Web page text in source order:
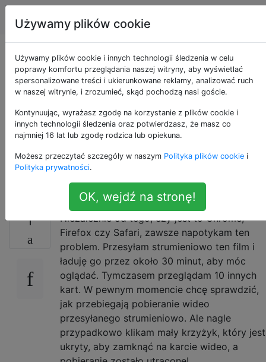
Apple Tagi
Jak zmusić Safari do
ostrzegania mnie
wyskakującym
okienkiem przed
zamknięciem karty?
1
Niezależnie od tego, czy jest to Chrome,
Firefox czy Safari, zawsze napotykam ten
problem. Przesyłam strumieniowo ten film i
ładuję go przez około 30 minut, aby móc
oglądać. Tymczasem przeglądam 10 innych
kart. W pewnym momencie chcę sprawdzić,
jak przebiegają pobieranie wideo
przesyłanego strumieniowo. Ale nagle
przypadkowo klikam mały krzyżyk, który jest
ukryty, aby zamknąć na karcie wideo, a
Używamy plików cookie
Używamy plików cookie i innych technologii śledzenia w celu
poprawy komfortu przeglądania naszej witryny, aby wyświetlać
spersonalizowane treści i ukierunkowane reklamy, analizować ruch
w naszej witrynie, i zrozumieć, skąd pochodzą nasi goście.
Kontynuując, wyrażasz zgodę na korzystanie z plików cookie i
innych technologii śledzenia oraz potwierdzasz, że masz co
najmniej 16 lat lub zgodę rodzica lub opiekuna.
Możesz przeczytać szczegóły w naszym Polityka plików cookie i
Polityka prywatności.
OK, wejdź na stronę!